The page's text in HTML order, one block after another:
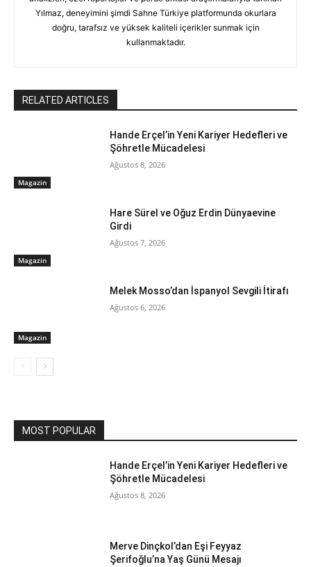
Yılmaz, deneyimini şimdi Sahne Türkiye platformunda okurlara
doğru, tarafsız ve yüksek kaliteli içerikler sunmak için
kullanmaktadır.
RELATED ARTICLES
Magazin
Hande Erçel’in Yeni Kariyer Hedefleri ve
Şöhretle Mücadelesi
Ağustos 8, 2026
Magazin
Hare Sürel ve Oğuz Erdin Dünyaevine
Girdi
Ağustos 7, 2026
Magazin
Melek Mosso’dan İspanyol Sevgili İtirafı
Ağustos 6, 2026
MOST POPULAR
Hande Erçel’in Yeni Kariyer Hedefleri ve
Şöhretle Mücadelesi
Ağustos 8, 2026
Merve Dinçkol’dan Eşi Feyyaz
Şerifoğlu’na Yaş Günü Mesajı